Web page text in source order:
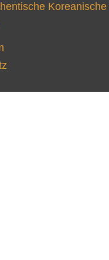
Koreanische